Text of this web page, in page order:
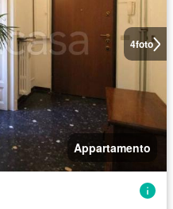
4foto
Appartamento